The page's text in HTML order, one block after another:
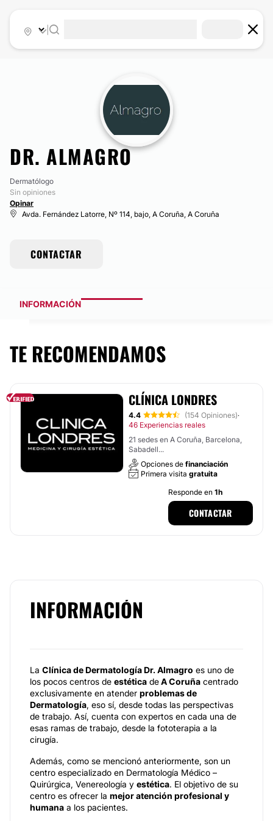
DR. ALMAGRO
Dermatólogo
Sin opiniones
Opinar
Avda. Fernández Latorre, Nº 114, bajo, A Coruña, A Coruña
CONTACTAR
INFORMACIÓN
TE RECOMENDAMOS
CLÍNICA LONDRES
4.4 (154 Opiniones)·
46 Experiencias reales
21 sedes en A Coruña, Barcelona,
Sabadell...
Opciones de financiación
Primera visita gratuita
Responde en 1h
CONTACTAR
INFORMACIÓN
La Clínica de Dermatología Dr. Almagro es uno de
los pocos centros de estética deA Coruña centrado
exclusivamente en atender problemas de
Dermatología, eso sí, desde todas las perspectivas
de trabajo. Así, cuenta con expertos en cada una de
esas ramas de trabajo, desde la fototerapia a la
cirugía.
Además, como se mencionó anteriormente, son un
centro especializado en Dermatología Médico –
Quirúrgica, Venereología y estética. El objetivo de su
centro es ofrecer la mejor atención profesional y
humana a los pacientes.